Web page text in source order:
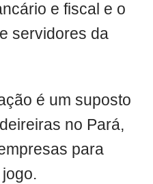
e fiscal e o
servidores da
é um suposto
no Pará,
para